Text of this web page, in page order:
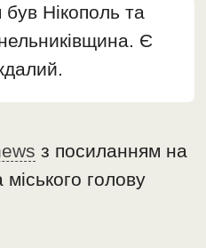
Нікополь та
Є
з посиланням на
міського голову